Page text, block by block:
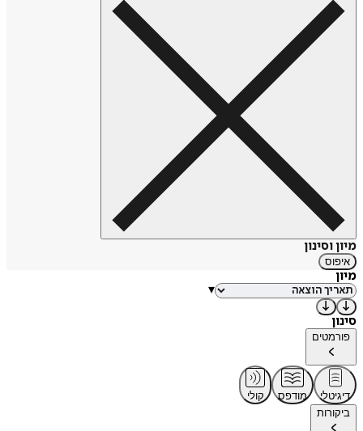
מיון וסינון
איפוס
מיון
▾
סינון
פורמטים
דיגיטלי מודפס
קולי
ביקורות